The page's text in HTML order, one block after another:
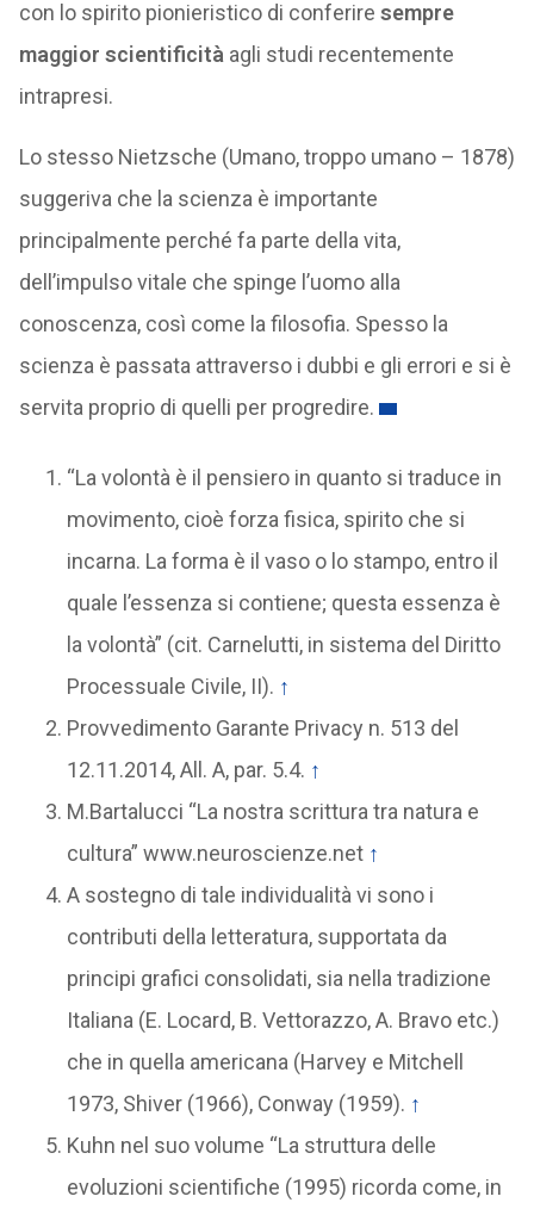
con lo spirito pionieristico di conferire sempre
maggior scientificità agli studi recentemente
intrapresi.
Lo stesso Nietzsche (Umano, troppo umano – 1878)
suggeriva che la scienza è importante
principalmente perché fa parte della vita,
dell’impulso vitale che spinge l’uomo alla
conoscenza, così come la filosofia. Spesso la
scienza è passata attraverso i dubbi e gli errori e si è
servita proprio di quelli per progredire.
“La volontà è il pensiero in quanto si traduce in
movimento, cioè forza fisica, spirito che si
incarna. La forma è il vaso o lo stampo, entro il
quale l’essenza si contiene; questa essenza è
la volontà” (cit. Carnelutti, in sistema del Diritto
Processuale Civile, II). ↑
Provvedimento Garante Privacy n. 513 del
12.11.2014, All. A, par. 5.4. ↑
M.Bartalucci “La nostra scrittura tra natura e
cultura” www.neuroscienze.net ↑
A sostegno di tale individualità vi sono i
contributi della letteratura, supportata da
principi grafici consolidati, sia nella tradizione
Italiana (E. Locard, B. Vettorazzo, A. Bravo etc.)
che in quella americana (Harvey e Mitchell
1973, Shiver (1966), Conway (1959). ↑
Kuhn nel suo volume “La struttura delle
evoluzioni scientifiche (1995) ricorda come, in